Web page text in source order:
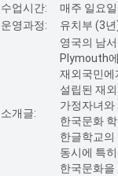
수업시간:
매주 일요
운영과정:
유치부 (3
소개글:
영국의 남
Plymouth
재외국민에
설립된 재
가정자녀와
한국문화
한글학교의
동시에 특
한국문화을